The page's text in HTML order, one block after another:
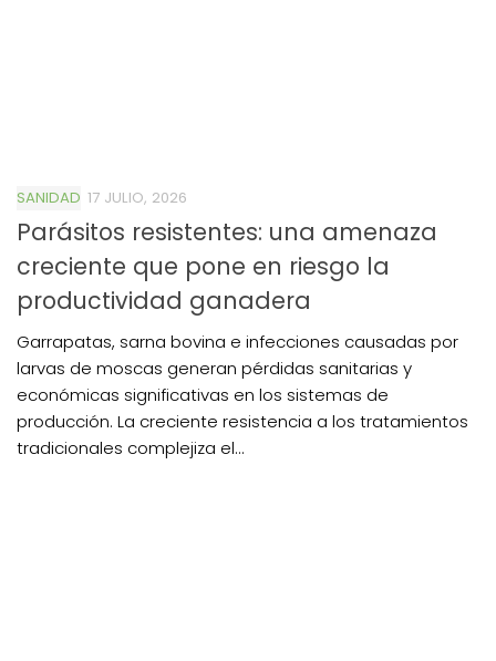
SANIDAD 17 JULIO, 2026
Parásitos resistentes: una amenaza
creciente que pone en riesgo la
productividad ganadera
Garrapatas, sarna bovina e infecciones causadas por
larvas de moscas generan pérdidas sanitarias y
económicas significativas en los sistemas de
producción. La creciente resistencia a los tratamientos
tradicionales complejiza el...